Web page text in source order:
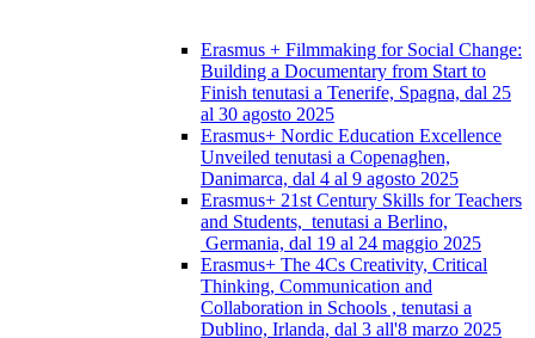
Erasmus + Filmmaking for Social Change:
Building a Documentary from Start to
Finish tenutasi a Tenerife, Spagna, dal 25
al 30 agosto 2025
Erasmus+ Nordic Education Excellence
Unveiled tenutasi a Copenaghen,
Danimarca, dal 4 al 9 agosto 2025
Erasmus+ 21st Century Skills for Teachers
and Students, tenutasi a Berlino,
Germania, dal 19 al 24 maggio 2025
Erasmus+ The 4Cs Creativity, Critical
Thinking, Communication and
Collaboration in Schools , tenutasi a
Dublino, Irlanda, dal 3 all'8 marzo 2025